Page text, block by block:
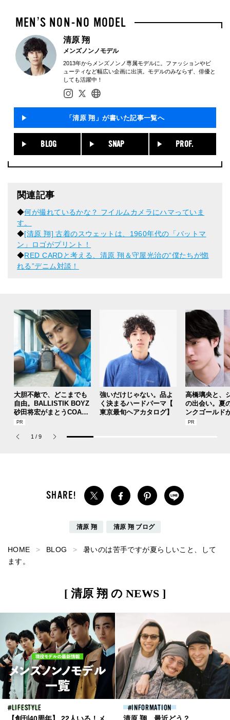
清原 翔
メンズノンノモデル
2013年からメンズノンノ専属モデルに。ファッションやビ
ューティなど幅広い企画に出演。モデルのみならず、俳優と
しても活躍中！
「清原 翔」が書いた記事一覧へ
BLOG SNAP PROF.
関連記事
◆何が撮れているかな？ フイルムカメラにハマっていま
す。
◆[清原 翔] 古着のスウェットは、1960年代の「バットマ
ン」ロゴがプリント！
◆RED CARDと考える、清原 翔＆守屋光治の“僕たちが惚
れる”デニム対談！
大胆不敵で、どこまでも
自由。BALLISTIK BOYZ
砂田将宏がまとうCOACH
の新作フレグランス「コ
パルファム」
強いだけじゃない。品よ
く決まるハードパーマ【
東京最旬ヘアカタログ】
高橋璃央と、
の出会い。夏
ンクゴールド
SUMMER
1 / 9
清原 翔 清原 翔 ブログ
HOME BLOG
暑いのは苦手ですが夏らしいこと、して
ます。
[ 清原 翔 の NEWS ]
LIFESTYLE
【創刊40周年】 22人いる！メ
INFORMATION
清原 翔、最近どう？